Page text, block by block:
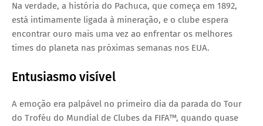
Na verdade, a história do Pachuca, que começa em 1892,
está intimamente ligada à mineração, e o clube espera
encontrar ouro mais uma vez ao enfrentar os melhores
times do planeta nas próximas semanas nos EUA.
Entusiasmo visível
A emoção era palpável no primeiro dia da parada do Tour
do Troféu do Mundial de Clubes da FIFA™, quando quase